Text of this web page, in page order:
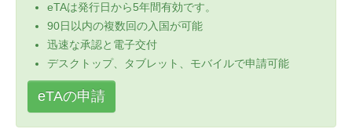
eTAは発行日から5年間有効です。
90日以内の複数回の入国が可能
迅速な承認と電子交付
デスクトップ、タブレット、モバイルで申請可能
eTAの申請